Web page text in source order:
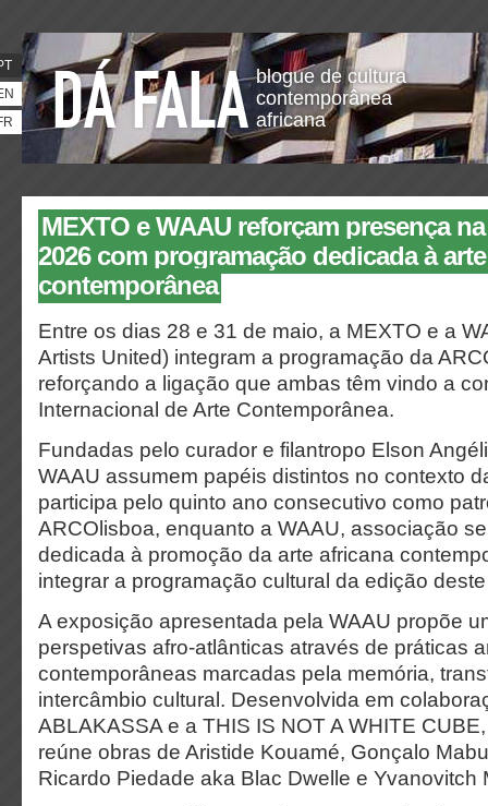
blogue de cultura
contemporânea
africana
MEXTO e WAAU reforçam presença
2026 com programação dedicada à
contemporânea
Entre os dias 28 e 31 de maio, a MEXTO e a
Artists United) integram a programação da
reforçando a ligação que ambas têm vindo a
Internacional de Arte Contemporânea.
Fundadas pelo curador e filantropo Elson
WAAU assumem papéis distintos no contexto
participa pelo quinto ano consecutivo como
ARCOlisboa, enquanto a WAAU, associação
dedicada à promoção da arte africana
integrar a programação cultural da edição
A exposição apresentada pela WAAU propõe
perspetivas afro-atlânticas através de práticas
contemporâneas marcadas pela memória,
intercâmbio cultural. Desenvolvida em
ABLAKASSA e a THIS IS NOT A WHITE
reúne obras de Aristide Kouamé, Gonçalo
Ricardo Piedade aka Blac Dwelle e Yvanovitch